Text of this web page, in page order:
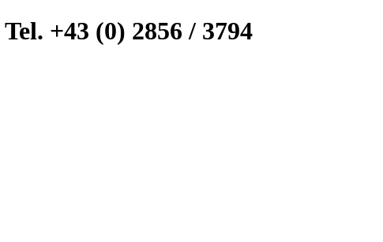
Tel. +43 (0) 2856 / 3794